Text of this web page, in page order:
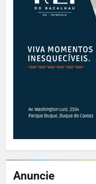
Anuncie